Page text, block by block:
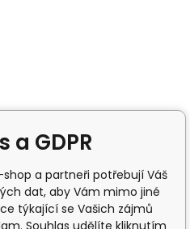
a GDPR
a partneři potřebují Váš
dat, aby Vám mimo jiné
týkající se Vašich zájmů
Souhlas udělíte kliknutím